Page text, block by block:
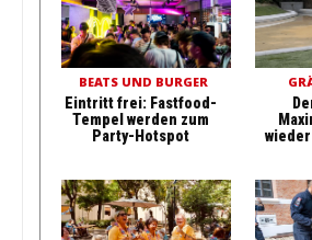
BEATS UND BURGER
Eintritt frei: Fastfood-
Tempel werden zum
Party-Hotspot